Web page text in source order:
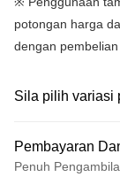
potongan harga
dengan pembelian
Sila pilih variasi
Pembayaran
Penuh